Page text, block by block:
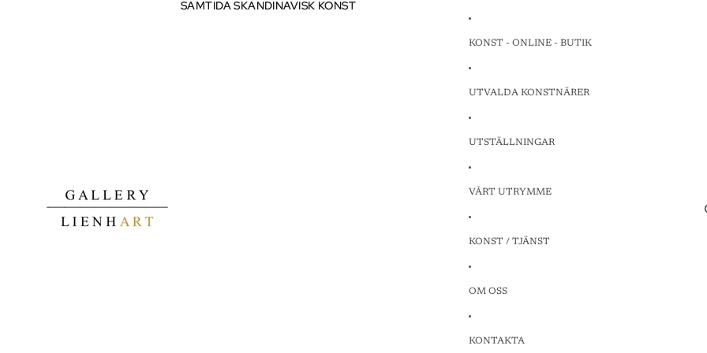
SAMTIDA SKANDINAVISK KONST
SAMTIDA SKANDINAVISK KONST
KONST - ONLINE - BUTIK
UTVALDA KONSTNÄRER
UTSTÄLLNINGAR
VÅRT UTRYMME
KONST / TJÄNST
OM OSS
KONTAKTA